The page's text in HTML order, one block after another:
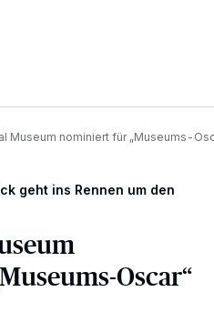
Museum nominiert für „Museums-
geht ins Rennen um den
Oscar“